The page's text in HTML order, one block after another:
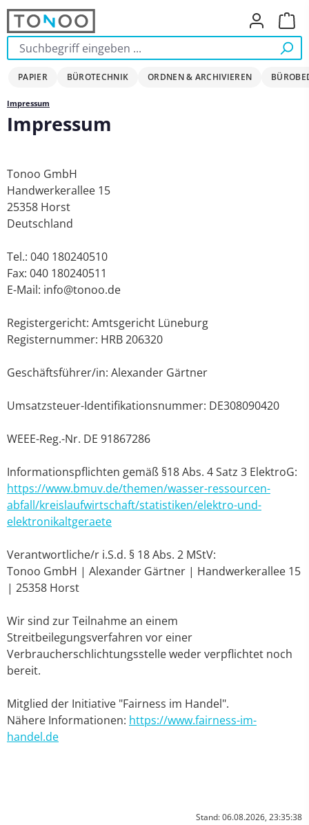
Zum Hauptinhalt springen
PAPIER BÜROTECHNIK ORDNEN & ARCHIVIEREN
Impressum
Impressum
Tonoo GmbH
Handwerkerallee 15
25358 Horst
Deutschland
Tel.: 040 180240510
Fax: 040 180240511
E-Mail: info@tonoo.de
Registergericht: Amtsgericht Lüneburg
Registernummer: HRB 206320
Geschäftsführer/in: Alexander Gärtner
Umsatzsteuer-Identifikationsnummer: DE308090420
WEEE-Reg.-Nr. DE 91867286
Informationspflichten gemäß §18 Abs. 4 Satz 3 ElektroG:
https://www.bmuv.de/themen/wasser-ressourcen-
abfall/kreislaufwirtschaft/statistiken/elektro-und-
elektronikaltgeraete
Verantwortliche/r i.S.d. § 18 Abs. 2 MStV:
Tonoo GmbH | Alexander Gärtner | Handwerkerallee 15
| 25358 Horst
Wir sind zur Teilnahme an einem
Streitbeilegungsverfahren vor einer
Verbraucherschlichtungsstelle weder verpflichtet noch
bereit.
Mitglied der Initiative "Fairness im Handel".
Nähere Informationen: https://www.fairness-im-
handel.de
Stand: 06.08.2026, 23:35:38